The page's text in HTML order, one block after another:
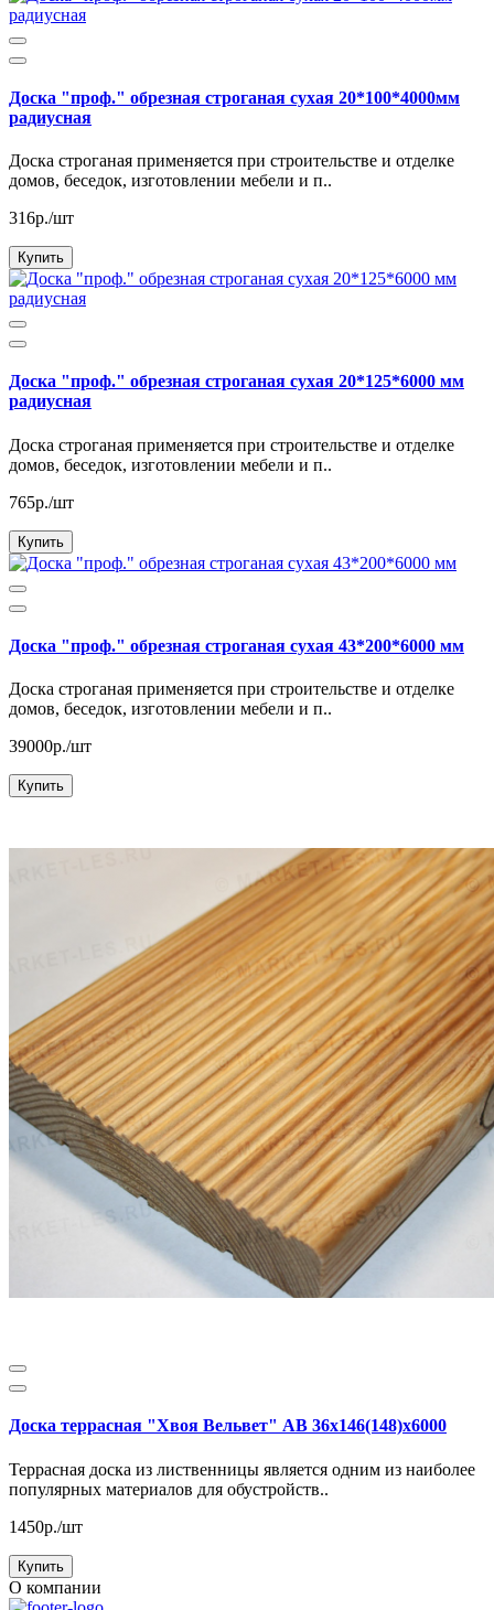
Доска "проф." обрезная строганая сухая 20*100*4000мм
радиусная
Доска строганая применяется при строительстве и отделке
домов, беседок, изготовлении мебели и п..
316р./шт
Купить
Доска "проф." обрезная строганая сухая 20*125*6000 мм
радиусная
Доска строганая применяется при строительстве и отделке
домов, беседок, изготовлении мебели и п..
765р./шт
Купить
Доска "проф." обрезная строганая сухая 43*200*6000 мм
Доска строганая применяется при строительстве и отделке
домов, беседок, изготовлении мебели и п..
39000р./шт
Купить
Доска террасная "Хвоя Вельвет" АВ 36х146(148)х6000
Террасная доска из лиственницы является одним из наиболее
популярных материалов для обустройств..
1450р./шт
Купить
О компании